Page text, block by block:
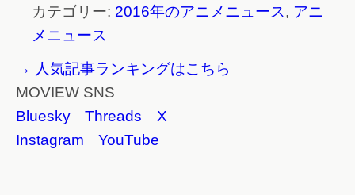
カテゴリー: 2016年のアニメニュース, アニ
メニュース
→ 人気記事ランキングはこちら
MOVIEW SNS
Bluesky
Threads
X
Instagram
YouTube